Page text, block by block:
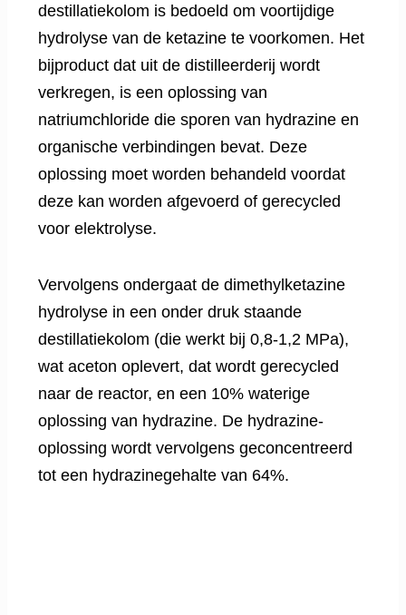
destillatiekolom is bedoeld om voortijdige
hydrolyse van de ketazine te voorkomen. Het
bijproduct dat uit de distilleerderij wordt
verkregen, is een oplossing van
natriumchloride die sporen van hydrazine en
organische verbindingen bevat. Deze
oplossing moet worden behandeld voordat
deze kan worden afgevoerd of gerecycled
voor elektrolyse.
Vervolgens ondergaat de dimethylketazine
hydrolyse in een onder druk staande
destillatiekolom (die werkt bij 0,8-1,2 MPa),
wat aceton oplevert, dat wordt gerecycled
naar de reactor, en een 10% waterige
oplossing van hydrazine. De hydrazine-
oplossing wordt vervolgens geconcentreerd
tot een hydrazinegehalte van 64%.